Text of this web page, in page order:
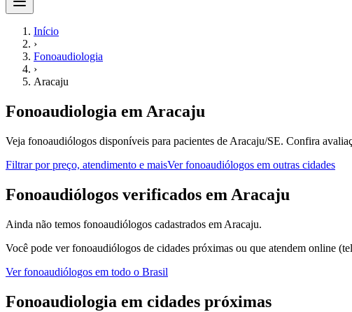
Início
›
Fonoaudiologia
›
Aracaju
Fonoaudiologia em Aracaju
Veja fonoaudiólogos disponíveis para pacientes de Aracaju/SE. Confira
Filtrar por preço, atendimento e maisVerfonoaudiólogos em outras cidades
Fonoaudiólogos verificados em Aracaju
Ainda não temos fonoaudiólogos cadastrados em Aracaju.
Você pode verfonoaudiólogos de cidades próximas ou que atendem online
Verfonoaudiólogos em todo o Brasil
Fonoaudiologia em cidades próximas